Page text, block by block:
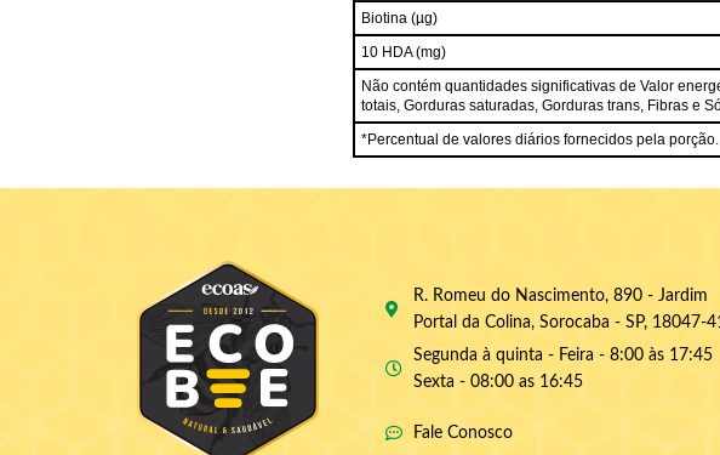
Biotina (µg)
10 HDA (mg)
Não contém quantidades significativas de Valor
totais, Gorduras saturadas, Gorduras trans, Fibras e
*Percentual de valores diários fornecidos pela porção.
R. Romeu do Nascimento, 890 - Jardim
Portal da Colina, Sorocaba - SP, 18047-
Segunda à quinta - Feira - 8:00 às 17:45
Sexta - 08:00 as 16:45
Fale Conosco